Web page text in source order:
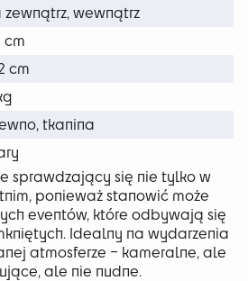
zewnątrz, wewnątrz
cm
cm
tkanina
sprawdzający się nie tylko w
ponieważ stanowić może
eventów, które odbywają się
Idealny na wydarzenia
atmosferze – kameralne, ale
ale nie nudne.